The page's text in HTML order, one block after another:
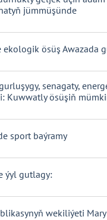
jümmüşünde
ekologik ösüş Awazada
senagaty,
Kuwwatly ösüşiň
sport baýramy
ýyl gutlagy:
wekiliýeti